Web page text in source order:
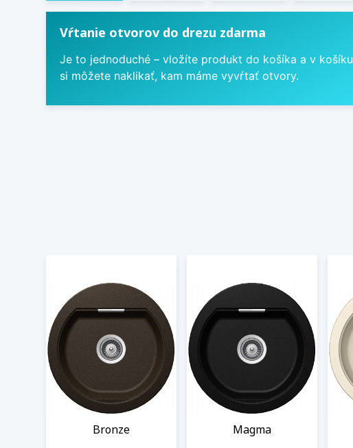
Vŕtanie otvorov do drezu zdarma
Je to jednoduché – vložíte produkt do košíka a v košíku
si môžete naklikať, kam máme vyvŕtať otvory.
Bronze Magma